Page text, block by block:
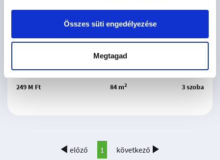
Összes süti engedélyezése
Megtagad
Várható átadás: 2026. III. negyedév
Budapest XI. kerület, Őrmező
249 M Ft
84 m2 3 szoba
előző 1 következő